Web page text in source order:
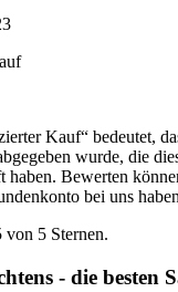
Kauf“ bedeutet,
wurde, die
haben. Bewerten
bei uns
5 Sternen.
- die besten